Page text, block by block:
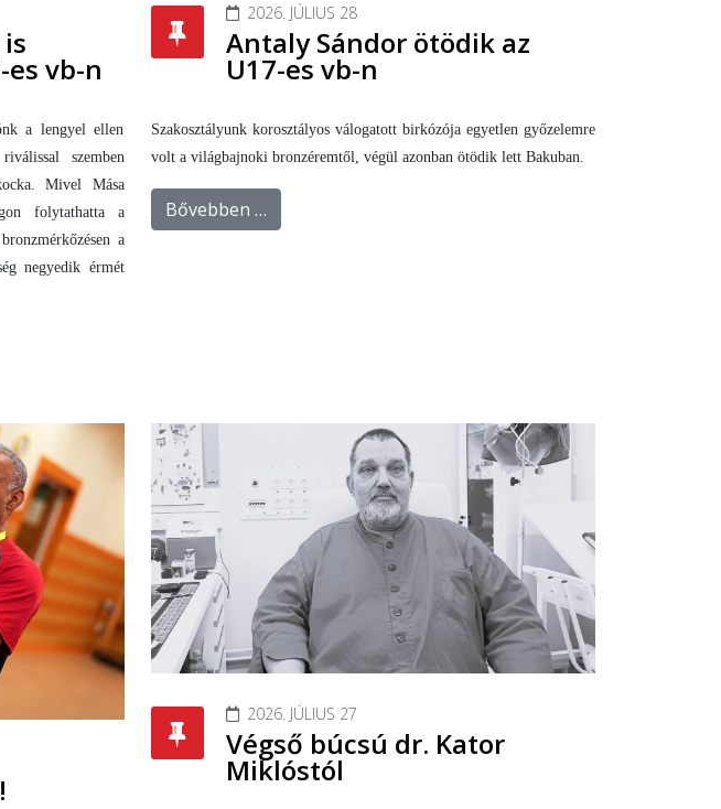
es vb-n
a lengyel ellen
szemben
Mivel Mása
folytathatta a
a
negyedik érmét
2026. JÚLIUS 28
Antaly Sándor ötödik az
U17-es vb-n
Szakosztályunk korosztályos válogatott birkózója egyetlen győzelemre
volt a világbajnoki bronzéremtől, végül azonban ötödik lett Bakuban.
Bővebben …
2026. JÚLIUS 27
Végső búcsú dr. Kator
Miklóstól